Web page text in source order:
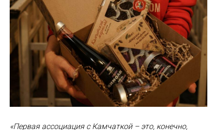
«Первая ассоциация с Камчаткой – это, конечно,